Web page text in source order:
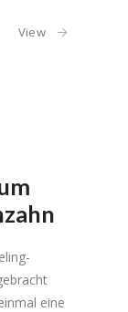
View
eine